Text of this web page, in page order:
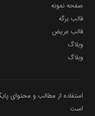
صفحه نمونه
قالب برگه
قالب عریض
وبلاگ
وبلاگ
استفاده از مطالب و محتوای
است